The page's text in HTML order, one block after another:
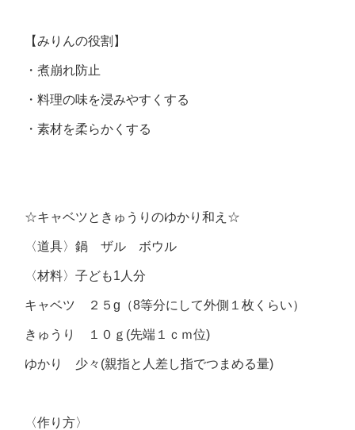
【みりんの役割】
・煮崩れ防止
・料理の味を浸みやすくする
・素材を柔らかくする
☆キャベツときゅうりのゆかり和え☆
〈道具〉鍋 ザル ボウル
〈材料〉子ども1人分
キャベツ ２５g（8等分にして外側１枚くらい）
きゅうり １０ｇ(先端１ｃｍ位)
ゆかり 少々(親指と人差し指でつまめる量)
〈作り方〉